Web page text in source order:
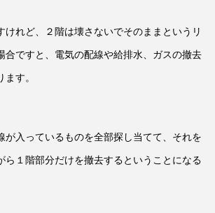
けれど、２階は壊さないでそのままというリ
合ですと、電気の配線や給排水、ガスの撤去
す。
が入っているものを全部探し当てて、それを
ら１階部分だけを撤去するということになる